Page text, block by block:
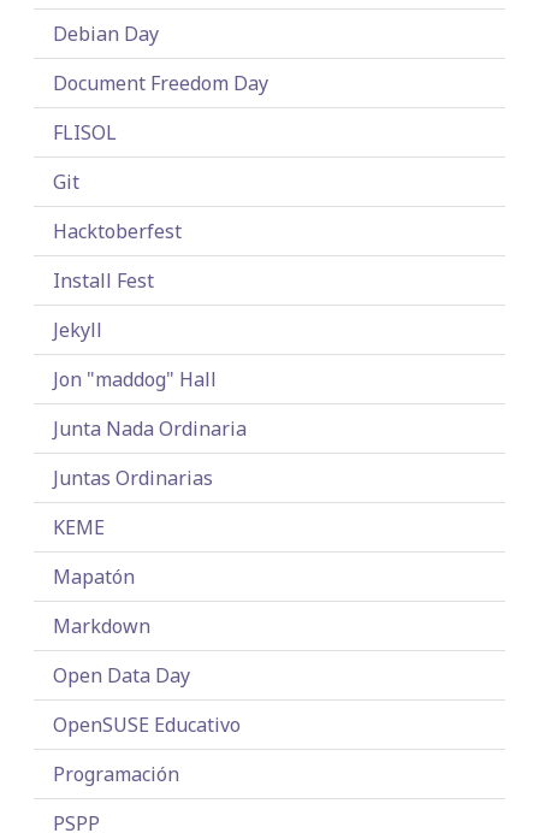
Debian Day
Document Freedom Day
FLISOL
Git
Hacktoberfest
Install Fest
Jekyll
Jon "maddog" Hall
Junta Nada Ordinaria
Juntas Ordinarias
KEME
Mapatón
Markdown
Open Data Day
OpenSUSE Educativo
Programación
PSPP